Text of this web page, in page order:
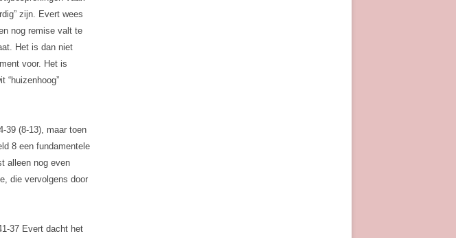
zijn. Evert wees
nog remise valt te
Het is dan niet
voor. Het is
“huizenhoog”
39 (8-13), maar toen
8 een fundamentele
alleen nog even
die vervolgens door
37 Evert dacht het